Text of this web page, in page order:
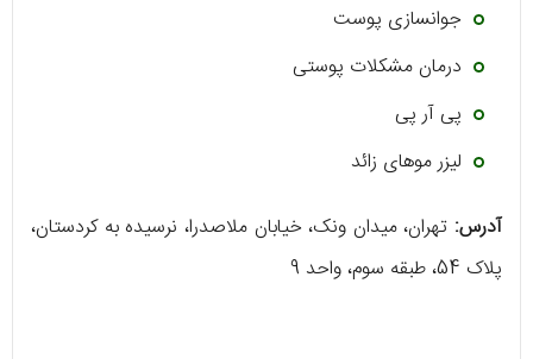
جوانسازی پوست
درمان مشکلات پوستی
پی آر پی
لیزر موهای زائد
آدرس: تهران، میدان ونک، خیابان ملاصدرا، نرسیده به کردستان،
پلاک 54، طبقه سوم، واحد 9